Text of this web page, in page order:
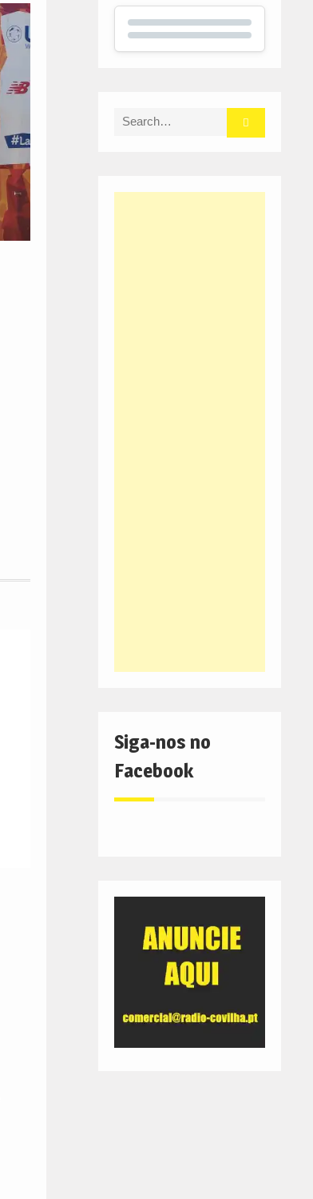
Search
Siga-nos no
Facebook